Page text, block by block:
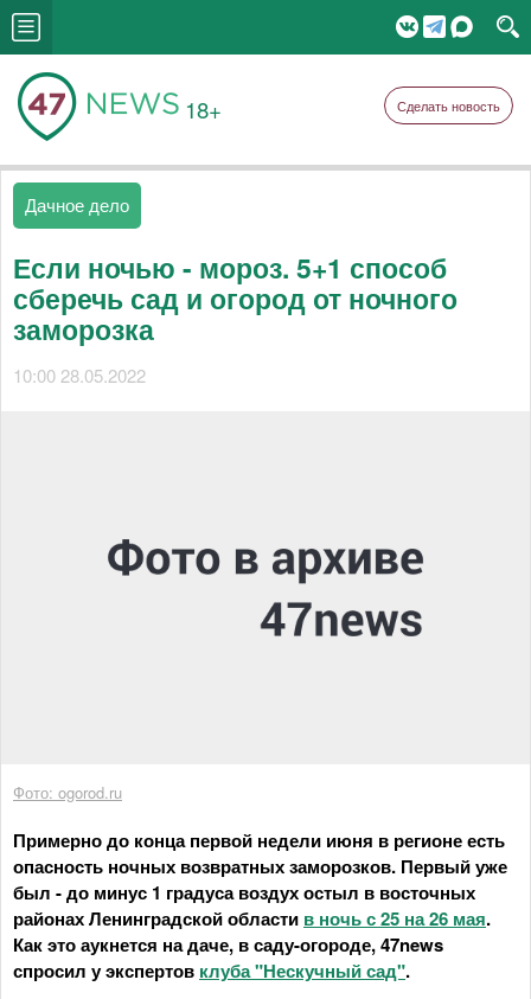
18+ Сделать новость
Дачное дело
Если ночью - мороз. 5+1 способ
сберечь сад и огород от ночного
заморозка
10:00 28.05.2022
Фото: ogorod.ru
Примерно до конца первой недели июня в регионе есть
опасность ночных возвратных заморозков. Первый уже
был - до минус 1 градуса воздух остыл в восточных
районах Ленинградской области в ночь с 25 на 26 мая.
Как это аукнется на даче, в саду-огороде, 47news
спросил у экспертов клуба "Нескучный сад".